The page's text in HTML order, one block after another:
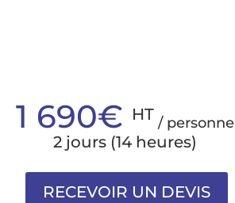
1 690€ HT / personne
2 jours (14 heures)